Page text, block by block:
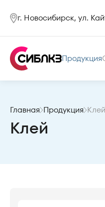
г. Новосибирск, ул.
Продукция
Главная Продукция Клей
Клей